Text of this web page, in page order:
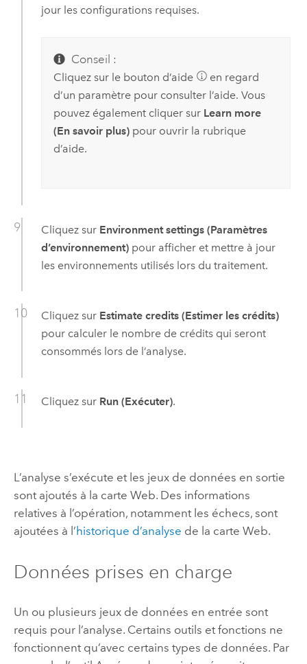
jour les configurations requises.
Conseil :
Cliquez sur le bouton d’aide
en regard
d’un paramètre pour consulter l’aide. Vous
pouvez également cliquer sur Learn more
(En savoir plus)pour ouvrir la rubrique
d’aide.
Cliquez sur Environment settings (Paramètres
d’environnement)pour afficher et mettre à jour
les environnements utilisés lors du traitement.
Cliquez sur Estimate credits (Estimer les crédits)
pour calculer le nombre de crédits qui seront
consommés lors de l’analyse.
Cliquez sur Run (Exécuter).
L’analyse s’exécute et les jeux de données en sortie
sont ajoutés à la carte Web. Des informations
relatives à l’opération, notamment les échecs, sont
ajoutées à l’historique d’analyse de la carte Web.
Données prises en charge
Un ou plusieurs jeux de données en entrée sont
requis pour l’analyse. Certains outils et fonctions ne
fonctionnent qu’avec certains types de données. Par